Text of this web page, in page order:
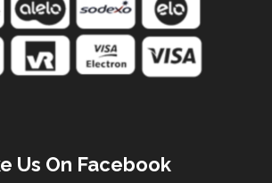
Us On Facebook